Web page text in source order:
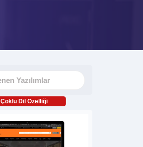
Çoklu Dil Özelliği